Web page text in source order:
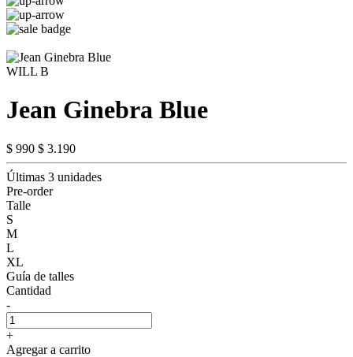
WILL B
Jean Ginebra Blue
$ 990 $ 3.190
Últimas 3 unidades
Pre-order
Talle
S
M
L
XL
Guía de talles
Cantidad
-
+
Agregar a carrito